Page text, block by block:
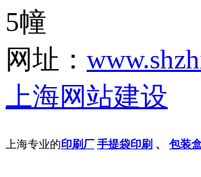
5幢
网址：
上海网站建设
上海专业的印刷厂 手提袋印刷 、 包装